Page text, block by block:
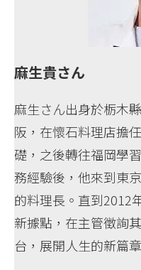
麻生貴さん
麻生さん出身於栃木
阪，在懷石料理店擔
礎，之後轉往福岡學
務經驗後，他來到東
的料理長。直到2012
新據點，在主管徵詢
台，展開人生的新篇